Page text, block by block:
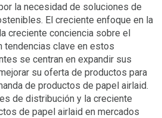
la necesidad de soluciones de
El creciente enfoque en la
creciente conciencia sobre el
tendencias clave en estos
se centran en expandir sus
su oferta de productos para
de productos de papel airlaid.
de distribución y la creciente
de papel airlaid en mercados